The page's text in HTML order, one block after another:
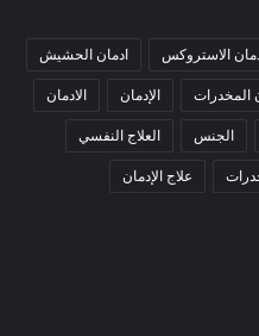
الاستروكس ادمان الحشيش
المخدرات الإدمان الادمان
الجنس العلاج النفسي
علاج الإدمان